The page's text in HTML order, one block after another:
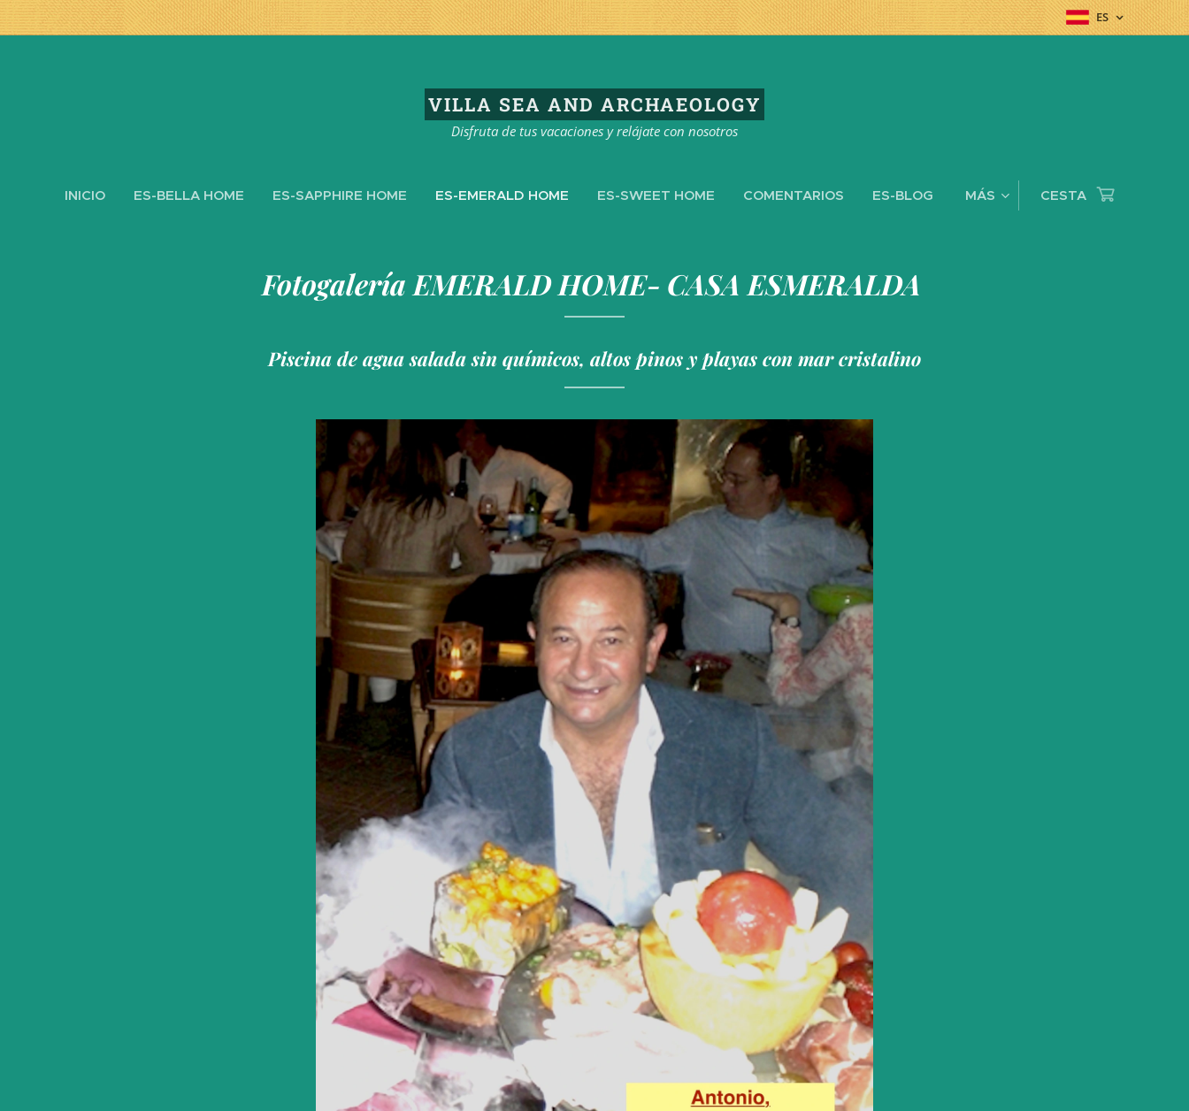
ES
VILLA SEA AND ARCHAEOLOGY
Disfruta de tus vacaciones y relájate con nosotros
INICIO ES-BELLA HOME ES-SAPPHIRE HOME ES-EMERALD HOME ES-SWEET HOME COMENTARIOS ES-BLOG MÁS CESTA
Fotogalería EMERALDHOME- CASA ESMERALDA
Piscina de agua salada sin químicos, altos pinos y playas con mar cristalino